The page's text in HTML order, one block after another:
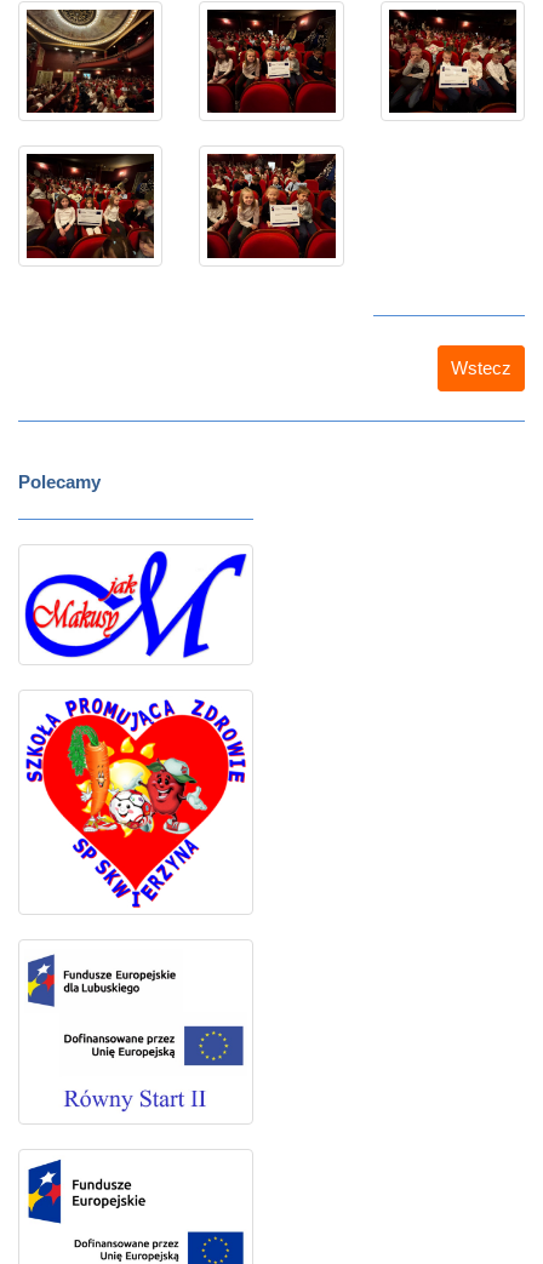
Wstecz
Polecamy